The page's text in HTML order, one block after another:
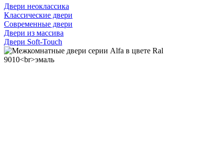
Двери неоклассика
Классические двери
Современные двери
Двери из массива
Двери Soft-Touch